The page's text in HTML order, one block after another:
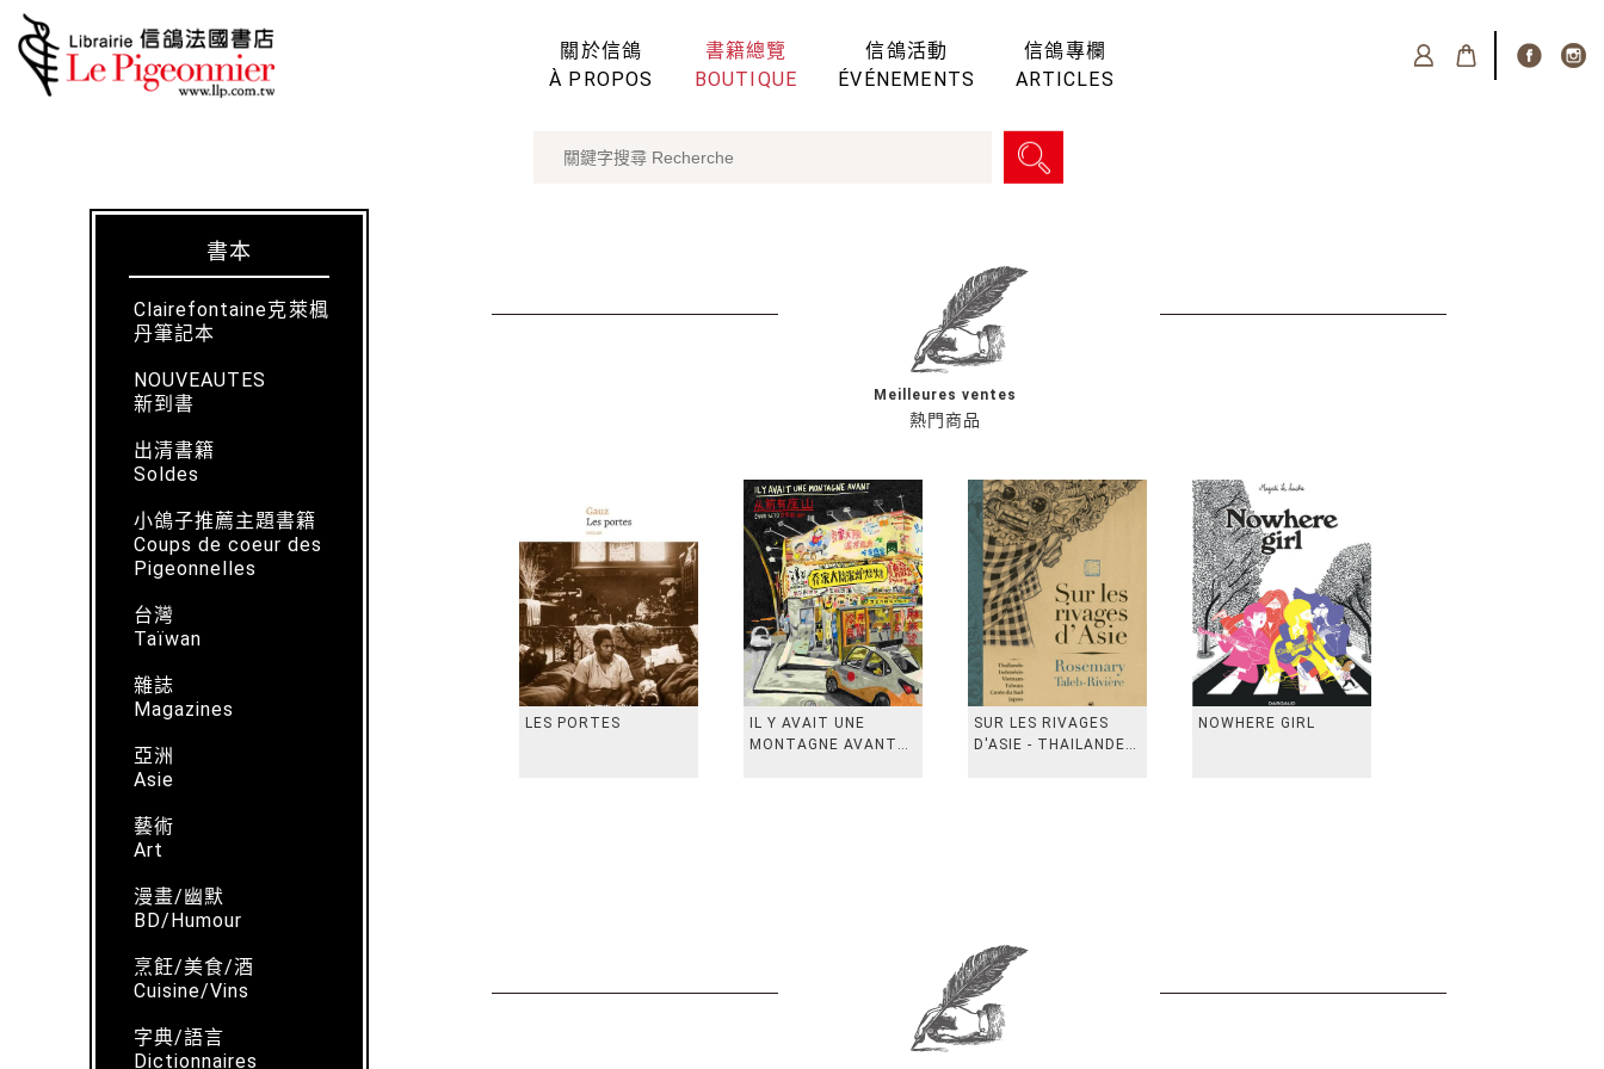
關於信鴿
À PROPOS
書籍總覽
BOUTIQUE
信鴿活動
ÉVÉNEMENTS
信鴿專欄
ARTICLES
書本
Clairefontaine克萊楓
丹筆記本
NOUVEAUTES
新到書
出清書籍
Soldes
小鴿子推薦主題書籍
Coups de coeur des
Pigeonnelles
台灣
Taïwan
雜誌
Magazines
亞洲
Asie
藝術
Art
漫畫/幽默
BD/Humour
烹飪/美食/酒
Cuisine/Vins
字典/語言
Dictionnaires
熱門商品
Meilleures ventes
LES PORTES
IL Y AVAIT UNE
MONTAGNE AVANT
SUR LES RIVAGES
D'ASIE - THAILANDE,
NOWHERE GIRL